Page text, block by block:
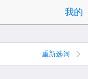
我的
重新选词